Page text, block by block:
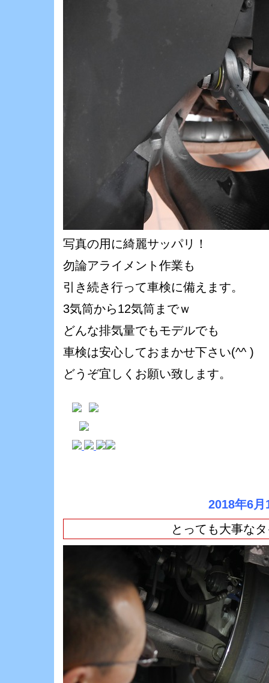
写真の用に綺麗サッパリ！
勿論アライメント作業も
引き続き行って車検に備えます。
3気筒から12気筒までｗ
どんな排気量でもモデルでも
車検は安心しておまかせ下さい(^^ )ゞ
どうぞ宜しくお願い致します。
2018年6月
とっても大事な